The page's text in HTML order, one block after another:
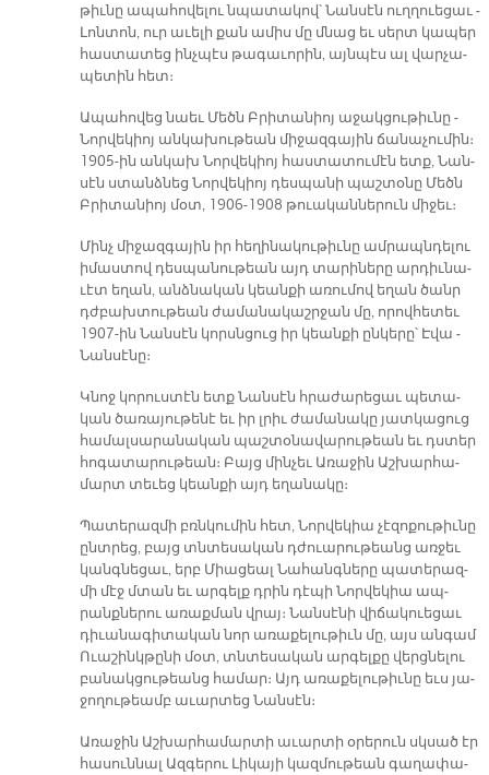
թիւ­նը ա­պա­հո­վե­լու նպա­տա­կով՝ ­Նան­սէն ուղ­ղո­ւե­ցաւ ­
Լոն­տոն, ուր ա­ւե­լի քան ա­միս մը մնաց եւ սերտ կա­պեր
հաս­տա­տեց ինչ­պէս թա­գա­ւո­րին, այն­պէս ալ վար­չա­
պե­տին հետ։
Ա­պա­հո­վեց նաեւ ­Մեծն Բ­­րի­տա­նիոյ ա­ջակ­ցու­թիւ­նը ­
Նոր­վե­կիոյ ան­կա­խու­թեան մի­ջազ­գա­յին ճա­նա­չու­մին։
1905-ին ան­կախ Նոր­վե­կիոյ հաս­տա­տու­մէն ետք, ­Նան­
սէն ստանձ­նեց ­Նոր­վե­կիոյ դես­պա­նի պաշ­տօ­նը ­Մեծն
Բ­­րի­տա­նիոյ մօտ, 1906-1908 թուականներուն միջեւ։ ­
Մինչ մի­ջազ­գա­յին իր հե­ղի­նա­կու­թիւ­նը ամ­րապն­դե­լու
ի­մաս­տով դես­պա­նու­թեան այդ տա­րի­նե­րը ար­դիւ­նա­
ւէտ ե­ղան, անձ­նա­կան կեան­քի ա­ռու­մով ե­ղան ծանր
դժբախ­տու­թեան ժա­մա­նա­կաշր­ջան մը, ո­րով­հե­տեւ
1907-ին ­Նան­սէն կորսն­ցուց իր կեան­քի ըն­կե­րը՝ Է­վա ­
Նան­սէ­նը։
Կ­­նոջ կո­րուս­տէն ետք ­Նան­սէն հրա­ժա­րե­ցաւ պե­տա­
կան ծա­ռա­յու­թե­նէ եւ իր լրիւ ժա­մա­նա­կը յատ­կա­ցուց
հա­մալ­սա­րա­նա­կան պաշ­տօ­նա­վա­րու­թեան եւ դստեր
հո­գա­տա­րու­թեան։ ­Բայց մին­չեւ Ա­ռա­ջին Աշ­խար­հա­
մարտ տե­ւեց կեան­քի այդ ե­ղա­նա­կը։
Պա­տե­րազ­մի բռնկու­մին հետ, Նոր­վե­կիա չէ­զո­քու­թիւ­նը
ընտ­րեց, բայց տնտե­սա­կան դժո­ւա­րու­թեանց առ­ջեւ
կանգ­նե­ցաւ, երբ Միացեալ ­Նա­հանգ­նե­րը պա­տե­րազ­
մի մէջ մտան եւ ար­գելք դրին դէ­պի ­Նոր­վե­կիա ապ­
րանք­նե­րու ա­ռաք­ման վրայ։ ­Նան­սէ­նի վի­ճա­կուե­ցաւ
դի­ւա­նա­գի­տա­կան նոր ա­ռա­քե­լու­թիւն մը, այս ան­գամ
Ո­ւա­շինկ­թը­նի մօտ, տնտե­սա­կան ար­գել­քը վերց­նե­լու
բա­նակ­ցու­թեանց հա­մար։ Այդ ա­ռա­քե­լու­թիւ­նը եւս յա­
ջո­ղու­թեամբ ա­ւար­տեց ­Նան­սէն։
Ա­ռա­ջին Աշ­խար­հա­մար­տի ա­ւար­տի օ­րե­րուն սկսած էր
հա­սուն­նալ Ազ­գե­րու ­Լի­կա­յի կազ­մու­թեան գա­ղա­փա­